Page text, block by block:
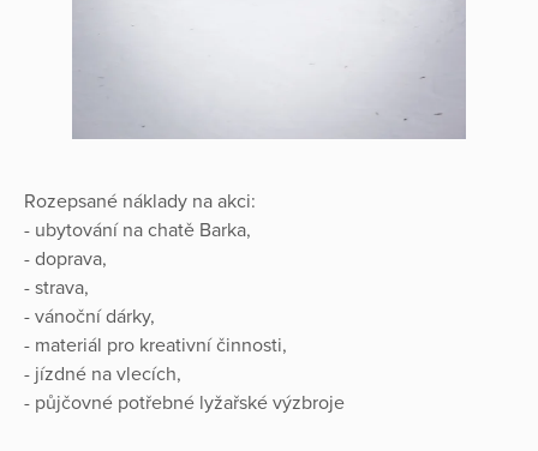
Rozepsané náklady na akci:
- ubytování na chatě Barka,
- doprava,
- strava,
- vánoční dárky,
- materiál pro kreativní činnosti,
- jízdné na vlecích,
- půjčovné potřebné lyžařské výzbroje